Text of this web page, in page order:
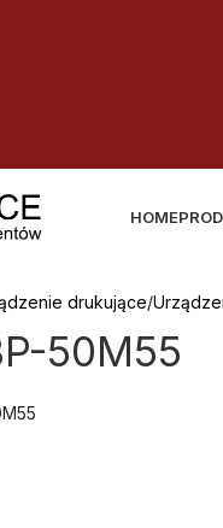
HOME
drukujące
50M55